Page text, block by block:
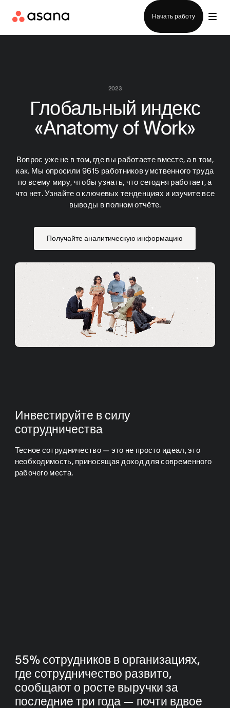
Начать работу
2023
Глобальный индекс
«Anatomy of Work»
Вопрос уже не в том, где вы работаете вместе, а в том,
как. Мы опросили 9615 работников умственного труда
по всему миру, чтобы узнать, что сегодня работает, а
что нет. Узнайте о ключевых тенденциях и изучите все
выводы в полном отчёте.
Получайте аналитическую информацию
Инвестируйте в силу
сотрудничества
Тесное сотрудничество — это не просто идеал, это
необходимость, приносящая доход для современного
рабочего места.
55% сотрудников в организациях,
где сотрудничество развито,
сообщают о росте выручки за
последние три года — почти вдвое